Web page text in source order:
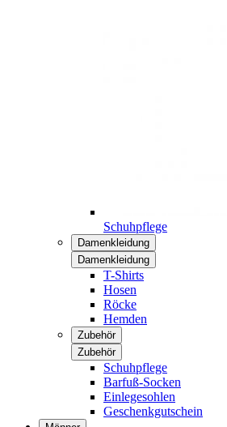
Schuhpflege
Damenkleidung
Damenkleidung
T-Shirts
Hosen
Röcke
Hemden
Zubehör
Zubehör
Schuhpflege
Barfuß-Socken
Einlegesohlen
Geschenkgutschein